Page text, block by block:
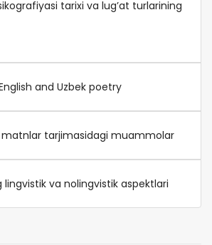
tarixi va lug’at turlarining
and Uzbek poetry
matnlar tarjimasidagi muammolar
lingvistik va nolingvistik aspektlari